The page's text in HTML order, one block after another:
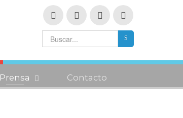
Prensa Contacto